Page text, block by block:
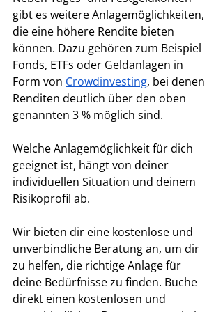
gibt es weitere Anlagemöglichkeiten,
die eine höhere Rendite bieten
können. Dazu gehören zum Beispiel
Fonds, ETFs oder Geldanlagen in
Form von Crowdinvesting, bei denen
Renditen deutlich über den oben
genannten 3 % möglich sind.
Welche Anlagemöglichkeit für dich
geeignet ist, hängt von deiner
individuellen Situation und deinem
Risikoprofil ab.
Wir bieten dir eine kostenlose und
unverbindliche Beratung an, um dir
zu helfen, die richtige Anlage für
deine Bedürfnisse zu finden. Buche
direkt einen kostenlosen und